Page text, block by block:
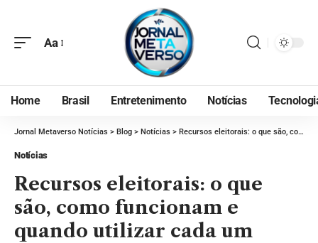
Aa
Home Brasil Entretenimento Notícias
Jornal Metaverso Notícias > Blog > Notícias > Recursos eleitorais: o que são, como funcionam e quando utilizar cada um
Notícias
Recursos eleitorais: o que
são, como funcionam e
quando utilizar cada um